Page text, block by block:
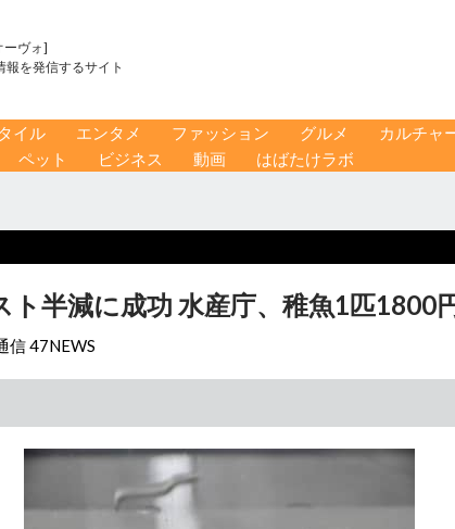
ーヴォ]
報を発信するサイト
イル エンタメ ファッション グルメ カルチャ
ペット ビジネス 動画 はばたけラボ
ト半減に成功 水産庁、稚魚1匹1800
信 47NEWS